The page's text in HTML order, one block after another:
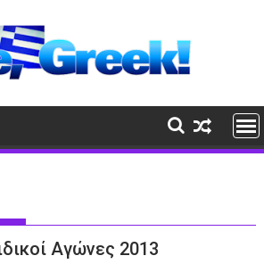
Αγώνες 2013